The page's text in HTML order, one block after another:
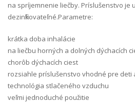
na spríjemnenie liečby. Príslušenstvo je
dezinfikovateľné.Parametre:
krátka doba inhalácie
na liečbu horných a dolných dýchacích
chorôb dýchacích ciest
rozsiahle príslušenstvo vhodné pre deti
technológia stlačeného vzduchu
veľmi jednoduché použitie